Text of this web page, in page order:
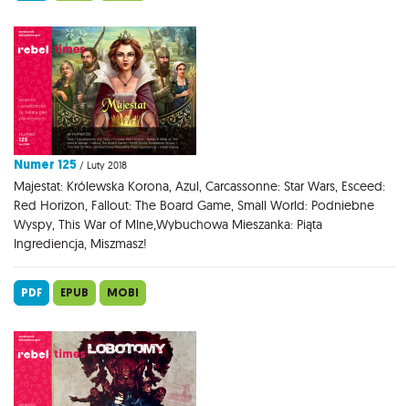
Numer 125 / Luty 2018
Majestat: Królewska Korona, Azul, Carcassonne: Star Wars, Esceed:
Red Horizon, Fallout: The Board Game, Small World: Podniebne
Wyspy, This War of MIne,Wybuchowa Mieszanka: Piąta
Ingrediencja, Miszmasz!
PDF EPUB MOBI